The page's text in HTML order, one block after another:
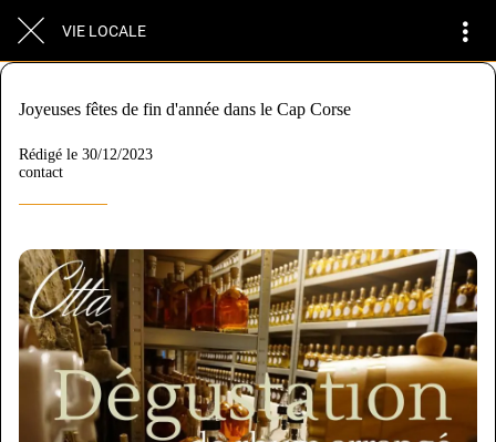
VIE LOCALE
Joyeuses fêtes de fin d'année dans le Cap Corse
Rédigé le 30/12/2023
contact